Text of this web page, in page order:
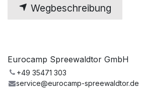
Wegbeschreibung
Eurocamp Spreewaldtor GmbH
+49 35471 303
service@eurocamp-spreewaldtor.de